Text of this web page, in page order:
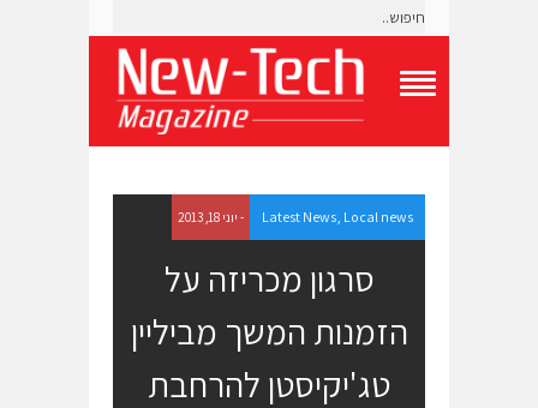
g
l
e
N
Latest News Local news - יוני 18, 2013
סרגון מכריזה על
הזמנות המשך מביליין
טג'יקיסטן להרחבת